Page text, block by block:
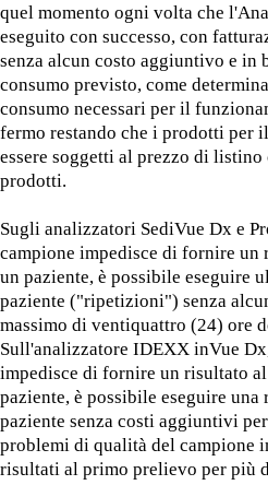
quel momento ogni volta che
eseguito con successo, con
senza alcun costo aggiuntivo e in
consumo previsto, come
consumo necessari per il
fermo restando che i prodotti per
essere soggetti al prezzo di
prodotti.
Sugli analizzatori SediVue Dx e
campione impedisce di fornire
un paziente, è possibile eseguire
paziente ("ripetizioni") senza
massimo di ventiquattro (24) ore
Sull'analizzatore IDEXX inVue
impedisce di fornire un risultato
paziente, è possibile eseguire
paziente senza costi aggiuntivi
problemi di qualità del campione
risultati al primo prelievo per più